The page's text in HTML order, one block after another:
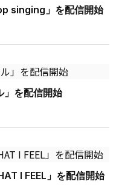
singing」を配信開始
」を配信開始
I FEEL」を配信開始